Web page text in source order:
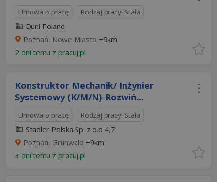
Umowa o pracę Rodzaj pracy: Stała
Duni Poland
Poznań, Nowe Miasto +9km
2 dni temu z pracuj.pl
Konstruktor Mechanik/ Inżynier
Systemowy (K/M/N)-Rozwiń...
Umowa o pracę Rodzaj pracy: Stała
Stadler Polska Sp. z o.o 4,7
Poznań, Grunwald +9km
3 dni temu z pracuj.pl